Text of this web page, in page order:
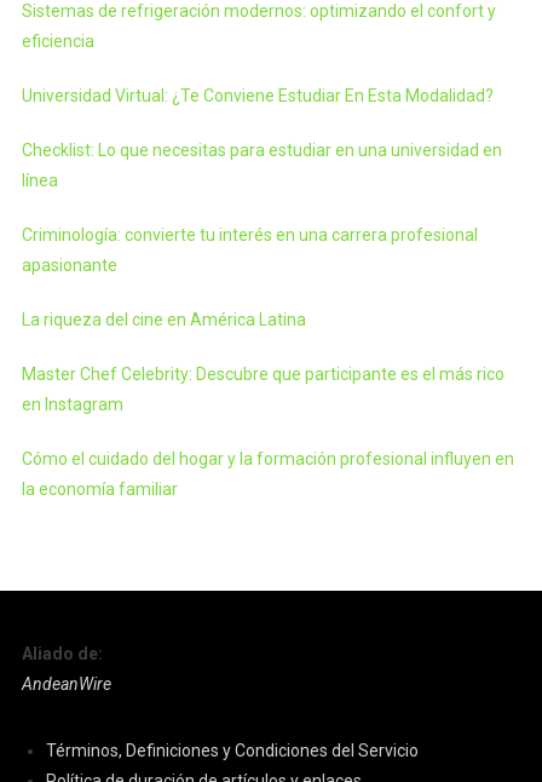
Sistemas de refrigeración modernos: optimizando el confort y
eficiencia
Universidad Virtual: ¿Te Conviene Estudiar En Esta Modalidad?
Checklist: Lo que necesitas para estudiar en una universidad en
línea
Criminología: convierte tu interés en una carrera profesional
apasionante
La riqueza del cine en América Latina
Master Chef Celebrity: Descubre que participante es el más rico
en Instagram
Cómo el cuidado del hogar y la formación profesional influyen en
la economía familiar
Aliado de:
AndeanWire
Términos, Definiciones y Condiciones del Servicio